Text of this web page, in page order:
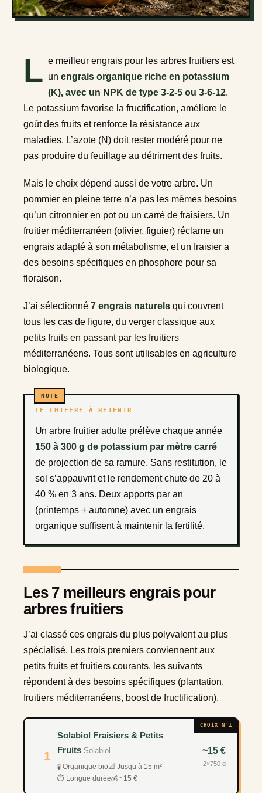
L
e meilleur engrais pour les arbres fruitiers est
un engrais organique riche en potassium
(K), avec un NPK de type 3-2-5 ou 3-6-12.
Le potassium favorise la fructification, améliore le
goût des fruits et renforce la résistance aux
maladies. L’azote (N) doit rester modéré pour ne
pas produire du feuillage au détriment des fruits.
Mais le choix dépend aussi de votre arbre. Un
pommier en pleine terre n’a pas les mêmes besoins
qu’un citronnier en pot ou un carré de fraisiers. Un
fruitier méditerranéen (olivier, figuier) réclame un
engrais adapté à son métabolisme, et un fraisier a
des besoins spécifiques en phosphore pour sa
floraison.
J’ai sélectionné 7 engrais naturels qui couvrent
tous les cas de figure, du verger classique aux
petits fruits en passant par les fruitiers
méditerranéens. Tous sont utilisables en agriculture
biologique.
LE CHIFFRE À RETENIR
Un arbre fruitier adulte prélève chaque année
150 à 300 g de potassium par mètre carré
de projection de sa ramure. Sans restitution, le
sol s’appauvrit et le rendement chute de 20 à
40 % en 3 ans. Deux apports par an
(printemps + automne) avec un engrais
organique suffisent à maintenir la fertilité.
Les 7 meilleurs engrais pour
arbres fruitiers
J’ai classé ces engrais du plus polyvalent au plus
spécialisé. Les trois premiers conviennent aux
petits fruits et fruitiers courants, les suivants
répondent à des besoins spécifiques (plantation,
fruitiers méditerranéens, boost de fructification).
CHOIX N°1
1
Solabiol Fraisiers & Petits
Fruits Solabiol
🧪 Organique bio📐 Jusqu’à 15 m²
⏱️ Longue durée💰 ~15 €
~15 €
2×750 g